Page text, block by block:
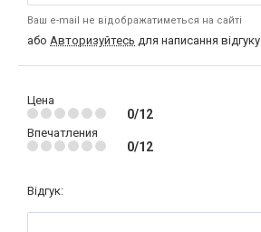
Ваш e-mail не відображатиметься на сайті
або Авторизуйтесь для написання відгуку
Цена
0/12
Впечатления
0/12
Відгук: